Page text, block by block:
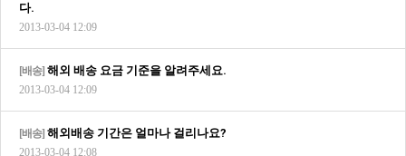
다.
2013-03-04 12:09
[배송] 해외 배송 요금 기준을 알려주세요.
2013-03-04 12:09
[배송] 해외배송 기간은 얼마나 걸리나요?
2013-03-04 12:08